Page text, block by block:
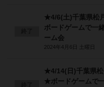
★4/6(土)千葉県松
ボードゲームで一
ーム会
2024年4月6日 土曜日
★4/14(日)千葉県
★ボードゲームで